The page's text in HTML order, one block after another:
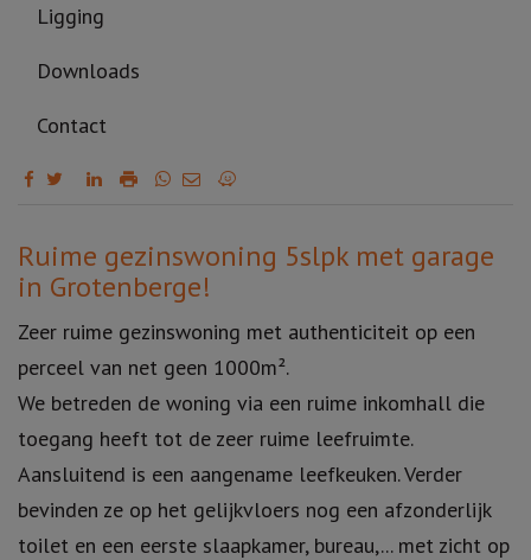
Ligging
Downloads
Contact
Omschrijving
Ruime gezinswoning 5slpk met garage
in Grotenberge!
Zeer ruime gezinswoning met authenticiteit op een
perceel van net geen 1000m².
We betreden de woning via een ruime inkomhall die
toegang heeft tot de zeer ruime leefruimte.
Aansluitend is een aangename leefkeuken. Verder
bevinden ze op het gelijkvloers nog een afzonderlijk
toilet en een eerste slaapkamer, bureau,... met zicht op